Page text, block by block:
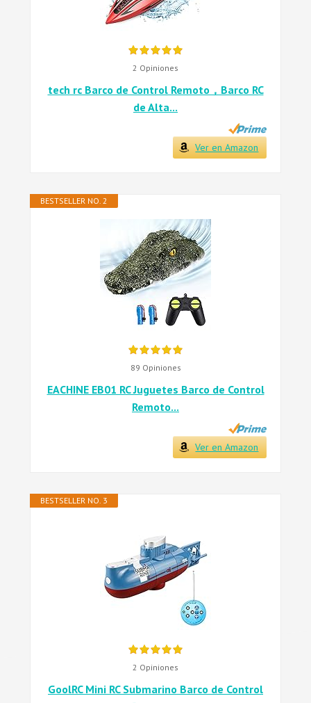
2 Opiniones
tech rc Barco de Control Remoto，Barco RC
de Alta...
Ver en Amazon
BESTSELLER NO. 2
89 Opiniones
EACHINE EB01 RC Juguetes Barco de Control
Remoto...
Ver en Amazon
BESTSELLER NO. 3
2 Opiniones
GoolRC Mini RC Submarino Barco de Control